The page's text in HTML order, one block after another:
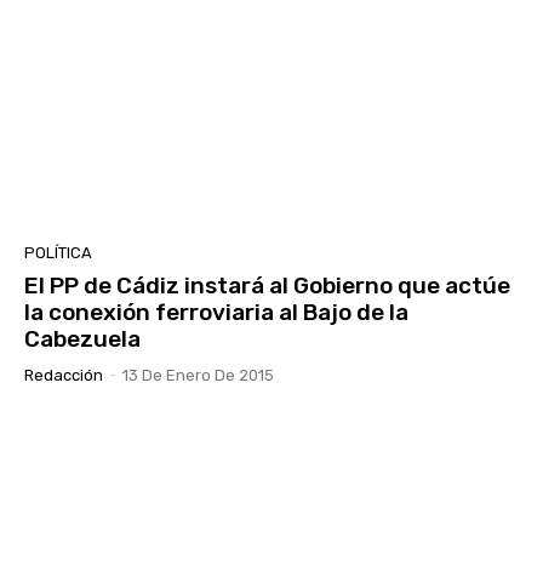
POLÍTICA
El PP de Cádiz instará al Gobierno que actúe
la conexión ferroviaria al Bajo de la
Cabezuela
Redacción - 13 De Enero De 2015